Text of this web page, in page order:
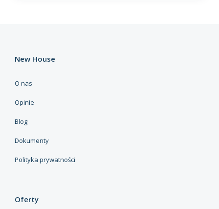
New House
O nas
Opinie
Blog
Dokumenty
Polityka prywatności
Oferty